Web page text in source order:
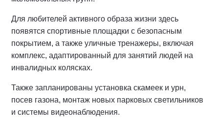
Для любителей активного образа жизни здесь
появятся спортивные площадки с безопасным
покрытием, а также уличные тренажеры, включая
комплекс, адаптированный для занятий людей на
инвалидных колясках.
Также запланированы установка скамеек и урн,
посев газона, монтаж новых парковых светильников
и системы видеонаблюдения.